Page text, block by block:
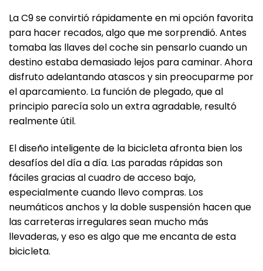
La C9 se convirtió rápidamente en mi opción favorita
para hacer recados, algo que me sorprendió. Antes
tomaba las llaves del coche sin pensarlo cuando un
destino estaba demasiado lejos para caminar. Ahora
disfruto adelantando atascos y sin preocuparme por
el aparcamiento. La función de plegado, que al
principio parecía solo un extra agradable, resultó
realmente útil.
El diseño inteligente de la bicicleta afronta bien los
desafíos del día a día. Las paradas rápidas son
fáciles gracias al cuadro de acceso bajo,
especialmente cuando llevo compras. Los
neumáticos anchos y la doble suspensión hacen que
las carreteras irregulares sean mucho más
llevaderas, y eso es algo que me encanta de esta
bicicleta.